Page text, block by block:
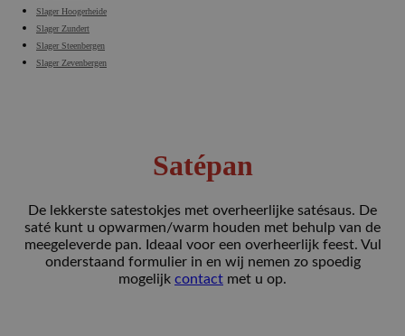
Slager Hoogerheide
Slager Zundert
Slager Steenbergen
Slager Zevenbergen
Satépan
De lekkerste satestokjes met overheerlijke satésaus. De
saté kunt u opwarmen/warm houden met behulp van de
meegeleverde pan. Ideaal voor een overheerlijk feest. Vul
onderstaand formulier in en wij nemen zo spoedig
mogelijk contact met u op.